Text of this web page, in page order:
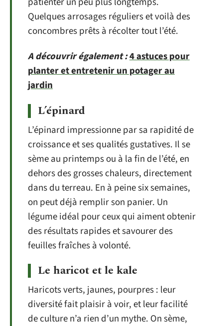
Quelques arrosages réguliers et voilà des
concombres prêts à récolter tout l’été.
A découvrir également :4 astuces pour
planter et entretenir un potager au
jardin
L’épinard
L’épinard impressionne par sa rapidité de
croissance et ses qualités gustatives. Il se
sème au printemps ou à la fin de l’été, en
dehors des grosses chaleurs, directement
dans du terreau. En à peine six semaines,
on peut déjà remplir son panier. Un
légume idéal pour ceux qui aiment obtenir
des résultats rapides et savourer des
feuilles fraîches à volonté.
Le haricot et le kale
Haricots verts, jaunes, pourpres : leur
diversité fait plaisir à voir, et leur facilité
de culture n’a rien d’un mythe. On sème,